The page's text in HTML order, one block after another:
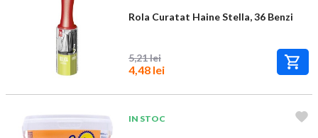
Rola Curatat Haine Stella, 36 Benzi
5,21 lei
4,48 lei
IN STOC